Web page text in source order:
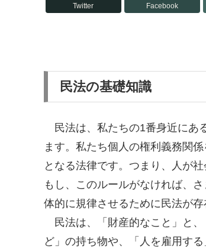
Twitter Facebook
民法の基礎知識
民法は、私たちの1番身近にあ
ます。私たち個人の権利義務関
となる法律です。つまり、人が
もし、このルールがなければ、
体的に規律させるために民法が存
民法は、「財産的なこと」と、
ど」の持ち物や、「人を雇用す